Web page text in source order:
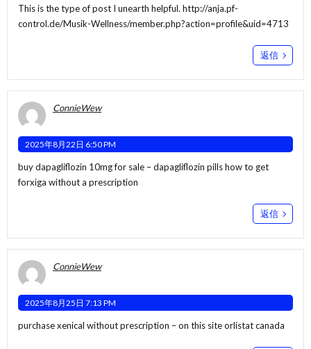
This is the type of post I unearth helpful. http://anja.pf-
control.de/Musik-Wellness/member.php?action=profile&uid=4713
返信
ConnieWew
2025年8月22日 6:50 PM
buy dapagliflozin 10mg for sale –dapagliflozin pillshow to get
forxiga without a prescription
返信
ConnieWew
2025年8月25日 7:13 PM
purchase xenical without prescription –on this siteorlistat canada